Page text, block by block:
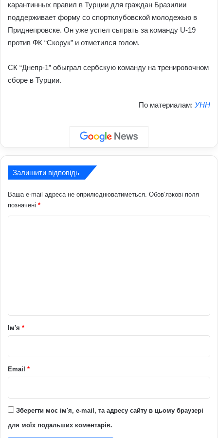
карантинных правил в Турции для граждан Бразилии
поддерживает форму со спортклубовской молодежью в
Приднепровске. Он уже успел сыграть за команду U-19
против ФК “Скорук” и отметился голом.
СК “Днепр-1” обыграл сербскую команду на тренировочном
сборе в Турции.
По материалам: УНН
Залишити відповідь
Ваша e-mail адреса не оприлюднюватиметься. Обов’язкові поля
позначені *
рІм'я *
Email *
Зберегти моє ім'я, e-mail, та адресу сайту в цьому браузері
для моїх подальших коментарів.